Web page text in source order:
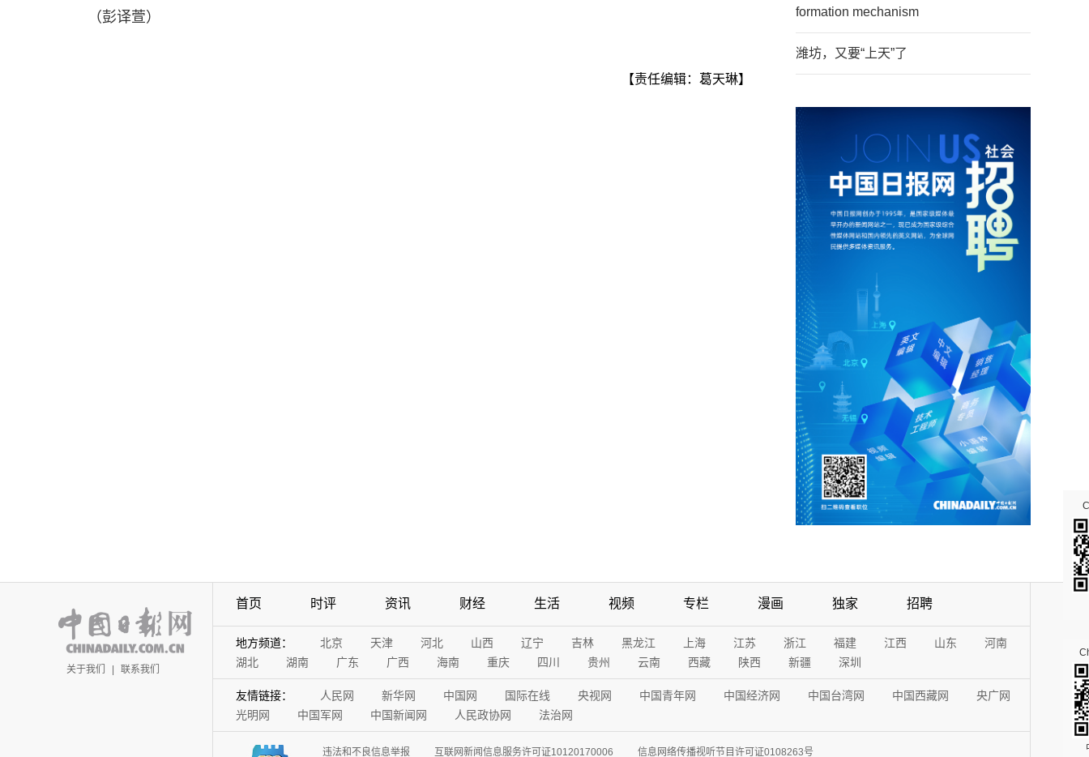
（彭译萱）
【责任编辑：葛天琳】
formation mechanism
潍坊，又要“上天”了
关于我们 | 联系我们
首页 时评 资讯 财经 生活 视频 专栏 漫画 独家 招聘
地方频道： 北京 天津 河北 山西 辽宁 吉林 黑龙江 上海 江苏 浙江 福建 江西 山东
河南
湖北
湖南 广东 广西 海南 重庆 四川 贵州 云南 西藏 陕西 新疆 深圳
友情链接： 人民网 新华网 中国网 国际在线 央视网 中国青年网 中国经济网 中国台湾网 中国西藏网
央广网
光明网
中国军网 中国新闻网 人民政协网 法治网
违法和不良信息举报 互联网新闻信息服务许可证10120170006 信息网络传播视听节目许可证0108263号